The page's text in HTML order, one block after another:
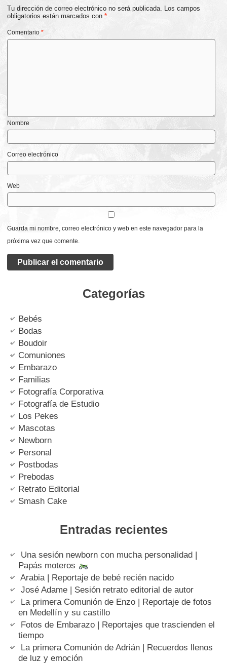
Tu dirección de correo electrónico no será publicada. Los campos
obligatorios están marcados con*
Comentario*
Nombre
Correo electrónico
Web
Guarda mi nombre, correo electrónico y web en este navegador para la
próxima vez que comente.
Categorías
Bebés
Bodas
Boudoir
Comuniones
Embarazo
Familias
Fotografía Corporativa
Fotografía de Estudio
Los Pekes
Mascotas
Newborn
Personal
Postbodas
Prebodas
Retrato Editorial
Smash Cake
Entradas recientes
Una sesión newborn con mucha personalidad |
Papás moteros
Arabia | Reportaje de bebé recién nacido
José Adame | Sesión retrato editorial de autor
La primera Comunión de Enzo | Reportaje de fotos
en Medellín y su castillo
Fotos de Embarazo | Reportajes que trascienden el
tiempo
La primera Comunión de Adrián | Recuerdos llenos
de luz y emoción